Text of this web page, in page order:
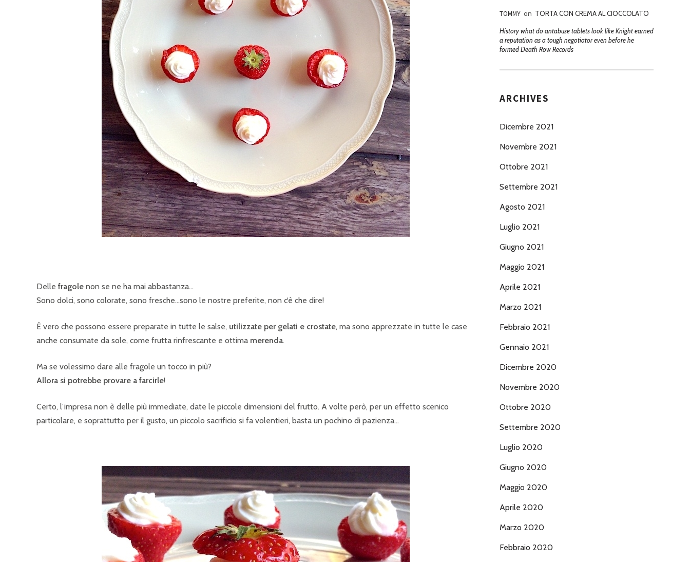
Delle fragole non se ne ha mai abbastanza…
Sono dolci, sono colorate, sono fresche…sono le nostre preferite, non c‘è che dire!
È vero che possono essere preparate in tutte le salse, utilizzate per gelati e crostate, ma sono apprezzate in tutte le case
anche consumate da sole, come frutta rinfrescante e ottima merenda.
Ma se volessimo dare alle fragole un tocco in più?
Allora si potrebbe provare a farcirle!
Certo, l’impresa non è delle più immediate, date le piccole dimensioni del frutto. A volte però, per un effetto scenico
particolare, e soprattutto per il gusto, un piccolo sacrificio si fa volentieri, basta un pochino di pazienza…
TOMMY on TORTA CON CREMA AL CIOCCOLATO
History what do antabuse tablets look like Knight earned
a reputation as a tough negotiator even before he
formed Death Row Records
ARCHIVES
Dicembre 2021
Novembre 2021
Ottobre 2021
Settembre 2021
Agosto 2021
Luglio 2021
Giugno 2021
Maggio 2021
Aprile 2021
Marzo 2021
Febbraio 2021
Gennaio 2021
Dicembre 2020
Novembre 2020
Ottobre 2020
Settembre 2020
Luglio 2020
Giugno 2020
Maggio 2020
Aprile 2020
Marzo 2020
Febbraio 2020